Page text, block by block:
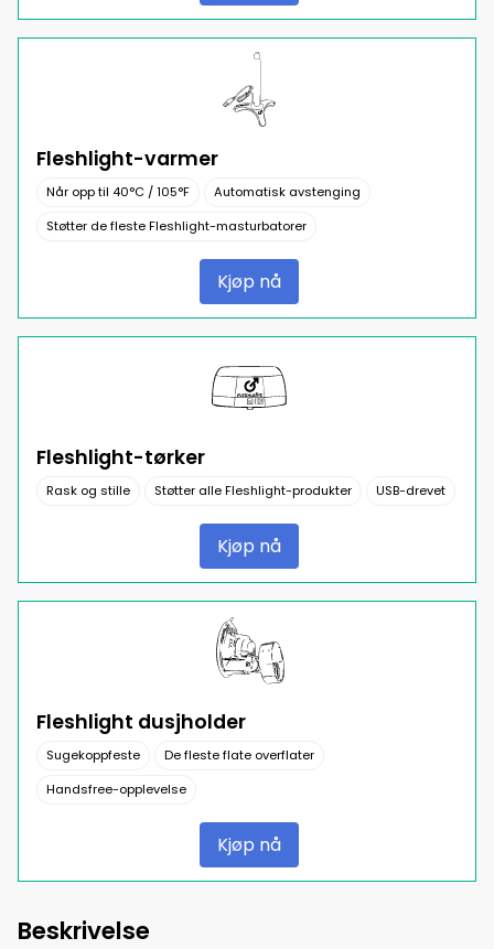
Fleshlight-varmer
Når opp til 40°C / 105°F
Automatisk avstenging
Støtter de fleste Fleshlight-masturbatorer
Kjøp nå
Fleshlight-tørker
Rask og stille Støtter alle Fleshlight-produkter USB-drevet
Kjøp nå
Fleshlight dusjholder
Sugekoppfeste
De fleste flate overflater
Handsfree-opplevelse
Kjøp nå
Beskrivelse